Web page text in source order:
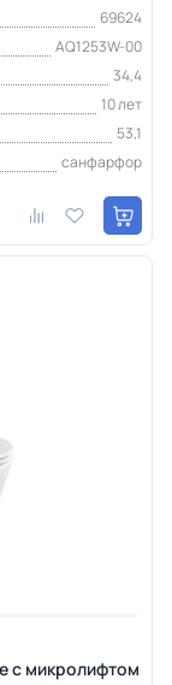
69624
AQ1253W-00
34,4
10 лет
53,1
санфарфор
с микролифтом